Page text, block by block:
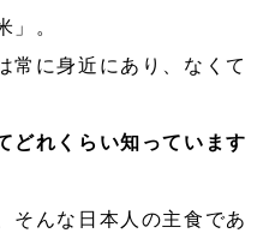
」。
常に身近にあり、なくて
どれくらい知っています
そんな日本人の主食であ